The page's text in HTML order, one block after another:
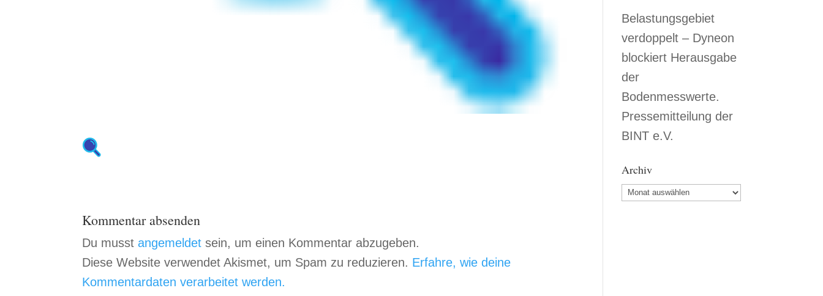
Kommentar absenden
Du musstangemeldet sein, um einen Kommentar abzugeben.
Diese Website verwendet Akismet, um Spam zu reduzieren. Erfahre, wie deine
Kommentardaten verarbeitet werden.
Belastungsgebiet
verdoppelt – Dyneon
blockiert Herausgabe
der
Bodenmesswerte.
Pressemitteilung der
BINT e.V.
Archiv
Archiv